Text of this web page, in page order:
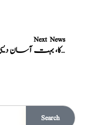
Next News
عضو خاص میں انتشار کی کمی کا، بہت آسان دیسی علاج
Search